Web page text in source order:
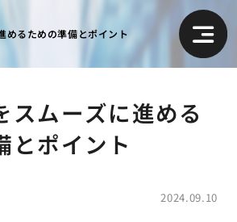
めるための準備とポイント
スムーズに進める
とポイント
2024.09.10